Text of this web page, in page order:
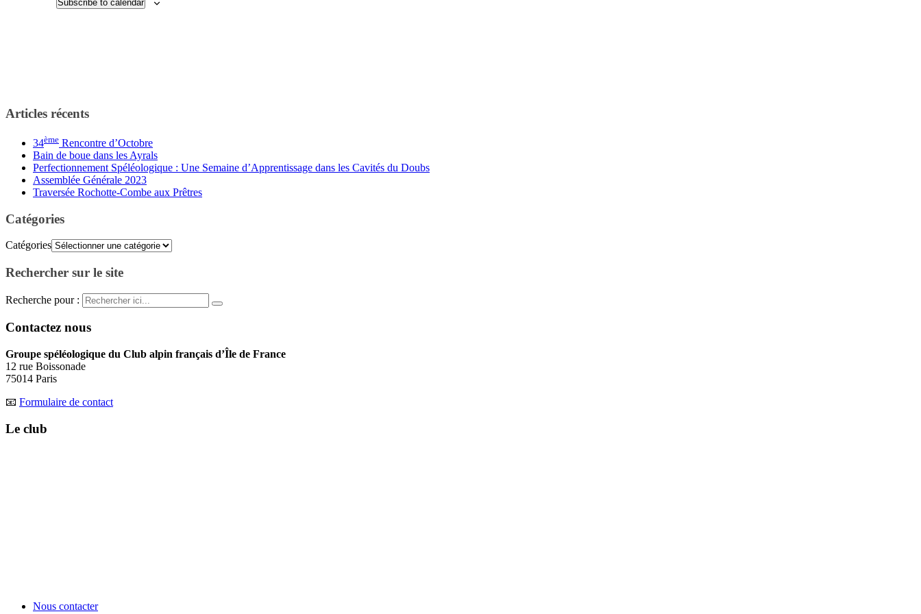
Subscribe to calendar
Articles récents
34ème Rencontre d’Octobre
Bain de boue dans les Ayrals
Perfectionnement Spéléologique : Une Semaine d’Apprentissage dans les Cavités du Doubs
Assemblée Générale 2023
Traversée Rochotte-Combe aux Prêtres
Catégories
Catégories
Rechercher sur le site
Recherche pour :
Contactez nous
Groupe spéléologique du Club alpin français d’Île de France
12 rue Boissonade
75014 Paris
📧 Formulaire de contact
Le club
Nous contacter